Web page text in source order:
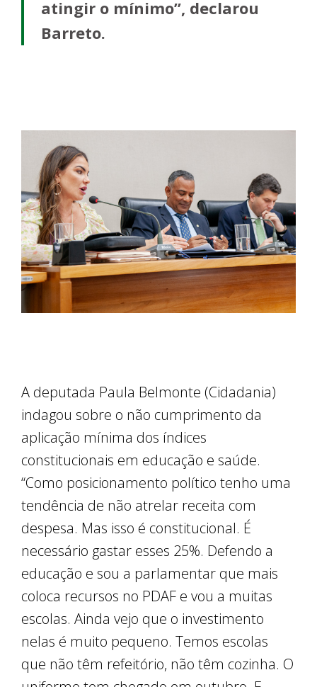
atingir o mínimo”, declarou
Barreto.
A deputada Paula Belmonte (Cidadania)
indagou sobre o não cumprimento da
aplicação mínima dos índices
constitucionais em educação e saúde.
“Como posicionamento político tenho uma
tendência de não atrelar receita com
despesa. Mas isso é constitucional. É
necessário gastar esses 25%. Defendo a
educação e sou a parlamentar que mais
coloca recursos no PDAF e vou a muitas
escolas. Ainda vejo que o investimento
nelas é muito pequeno. Temos escolas
que não têm refeitório, não têm cozinha. O